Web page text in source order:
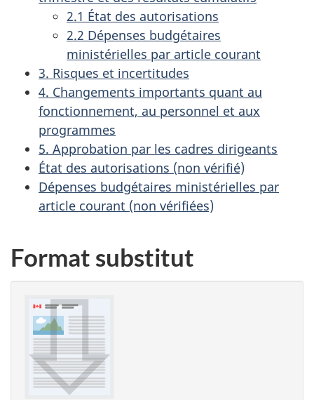
2.1 État des autorisations
2.2 Dépenses budgétaires
ministérielles par article courant
3. Risques et incertitudes
4. Changements importants quant au
fonctionnement, au personnel et aux
programmes
5. Approbation par les cadres dirigeants
État des autorisations (non vérifié)
Dépenses budgétaires ministérielles par
article courant (non vérifiées)
Format substitut